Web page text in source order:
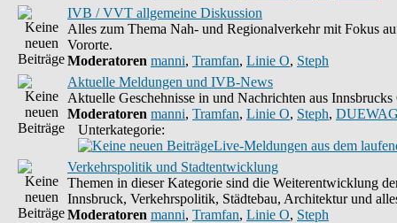
IVB / VVT allgemeine Diskussion
Alles zum Thema Nah- und Regionalverkehr mit Fokus
Vororte.
Moderatoren manni, Tramfan, Linie O, Steph
Aktuelle Meldungen und IVB-News
Aktuelle Geschehnisse in und Nachrichten aus
Moderatoren manni, Tramfan, Linie O, Steph,
Unterkategorie:
Live-Meldungen aus dem
Verkehrspolitik und Stadtentwicklung
Themen in dieser Kategorie sind die Weiterentwicklung
Innsbruck, Verkehrspolitik, Städtebau, Architektur und
Moderatoren manni, Tramfan, Linie O, Steph